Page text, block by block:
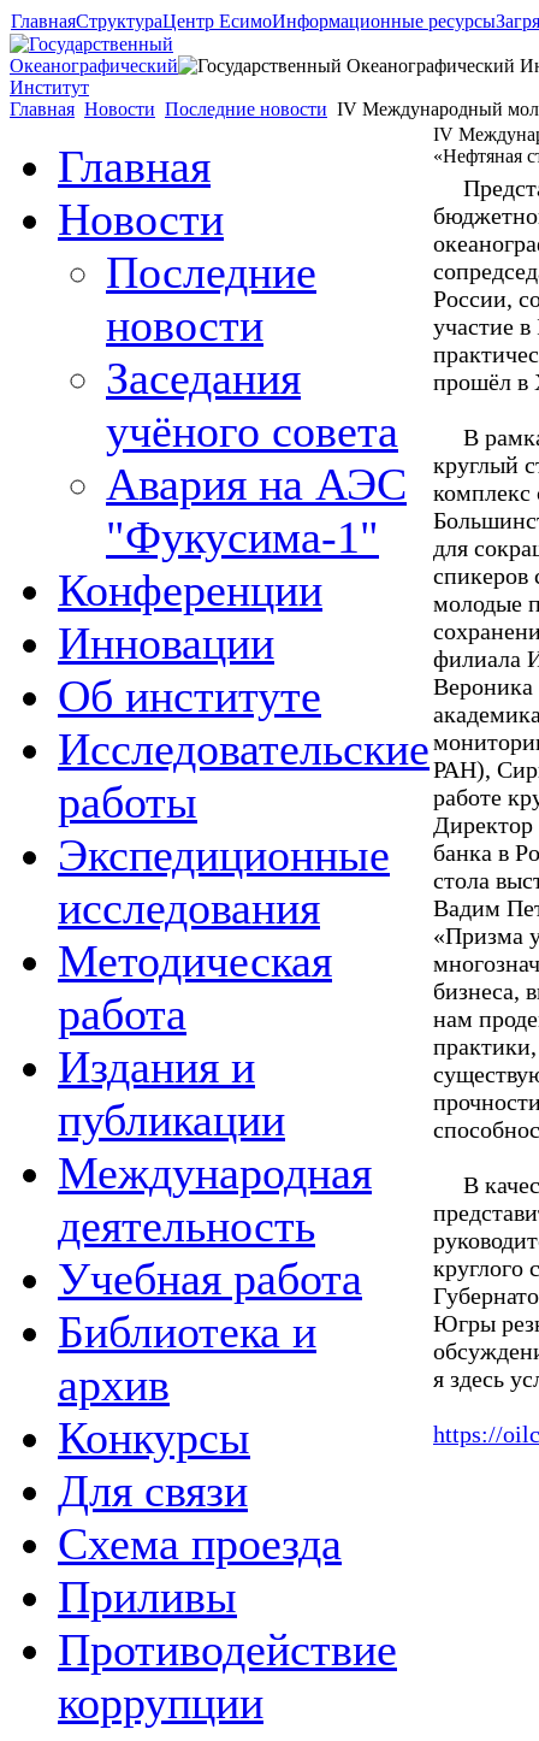
ГлавнаяСтруктураЦентр ЕсимоИнформационные ресурсы
Главная Новости Последние новости IV Международный
Главная
Новости
Последние
новости
Заседания
учёного совета
Авария на АЭС
"Фукусима-1"
Конференции
Инновации
Об институте
Исследовательские
работы
Экспедиционные
исследования
Методическая
работа
Издания и
публикации
Международная
деятельность
Учебная работа
Библиотека и
архив
Конкурсы
Для связи
Схема проезда
Приливы
Противодействие
коррупции
IV
«Нефтяная
России,
участие
прошёл
В
круглый
комплекс
для
спикеров
молодые
филиала
Вероника
РАН),
работе
банка в
стола
Вадим
«Призма
бизнеса,
нам
В
круглого
Югры
я здесь
https://